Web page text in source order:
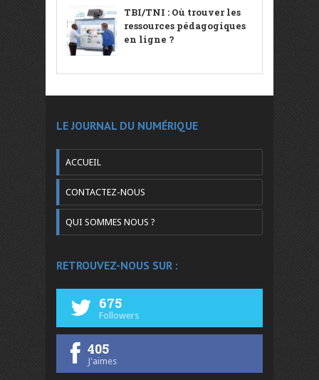
TBI/TNI : Où trouver les
ressources pédagogiques
en ligne ?
LE JOURNAL DU NUMÉRIQUE
ACCUEIL
CONTACTEZ-NOUS
QUI SOMMES NOUS ?
RETROUVEZ-NOUS SUR :
675
Followers
405
J'aimes